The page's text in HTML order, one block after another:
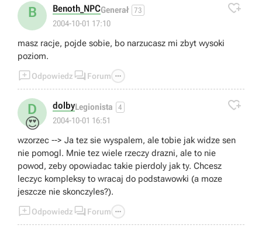
B Benoth_NPCGenerał 73
2004-10-01 17:10

masz racje, pojde sobie, bo narzucasz mi zbyt wysoki
poziom.
Odpowiedz  Forum 
D
😍
dolbyLegionista 4
2004-10-01 16:51

wzorzec --> Ja tez sie wyspalem, ale tobie jak widze sen
nie pomogl. Mnie tez wiele rzeczy drazni, ale to nie
powod, zeby opowiadac takie pierdoly jak ty. Chcesz
leczyc kompleksy to wracaj do podstawowki (a moze
jeszcze nie skonczyles?).
Odpowiedz  Forum 